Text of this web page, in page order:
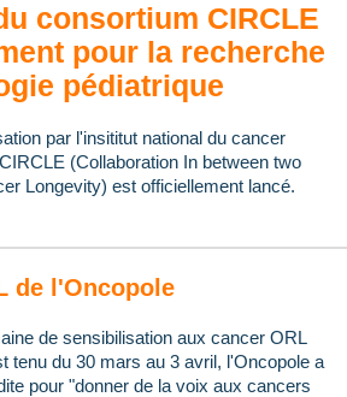
consortium CIRCLE
pour la recherche
pédiatrique
par l'insititut national du cancer
(Collaboration In between two
Longevity) est officiellement lancé.
de l'Oncopole
de sensibilisation aux cancer ORL
tenu du 30 mars au 3 avril, l'Oncopole a
pour "donner de la voix aux cancers